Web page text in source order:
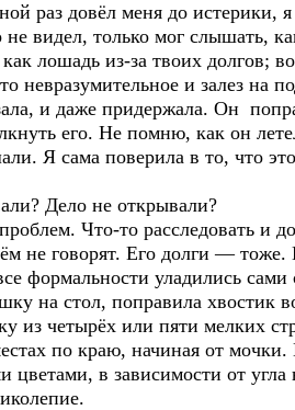
раз довёл меня до истерики,
видел, только мог слышать,
лошадь из-за твоих долгов;
и залез на
и даже придержала. Он
его. Не помню, как он
Я сама поверила в то, что
Дело не открывали?
Что-то расследовать и
не говорят. Его долги —
формальности уладились сами
на стол, поправила хвостик
из четырёх или пяти мелких
по краю, начиная от мочки.
цветами, в зависимости от